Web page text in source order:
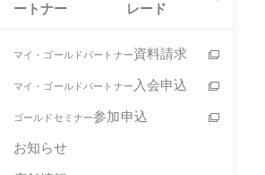
ートナー
レード
マイ・ゴールドパートナー資料請求
マイ・ゴールドパートナー 入会申込
ゴールドセミナー参加申込
お知らせ